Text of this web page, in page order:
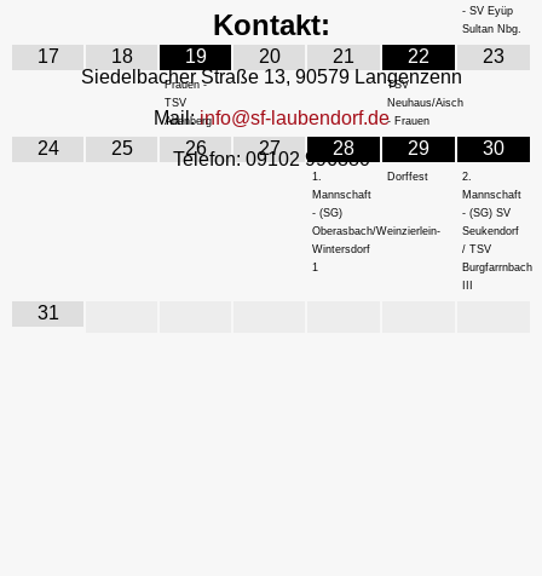
- SV Eyüp
Sultan Nbg.
17 18 19
Frauen -
TSV
Altenberg
20 21 22
TSV
Neuhaus/Aisch
- Frauen
23
24 25 26 27 28
1.
Mannschaft
- (SG)
Oberasbach/Weinzierlein-
Wintersdorf
1
29
Dorffest
30
2.
Mannschaft
- (SG) SV
Seukendorf
/ TSV
Burgfarrnbach
31
Kontakt:
Siedelbacher Straße 13, 90579 Langenzenn
Mail:info@sf-laubendorf.de
Telefon: 09102 996880